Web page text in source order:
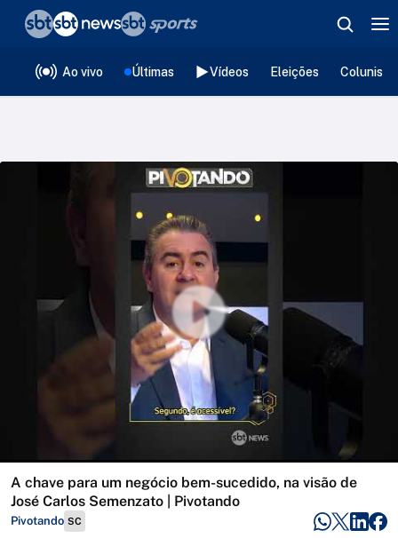
Ao vivo Últimas Vídeos Eleições
A chave para um negócio bem-sucedido, na visão de
José Carlos Semenzato | Pivotando
Pivotando SC
❮voltar
Editorias